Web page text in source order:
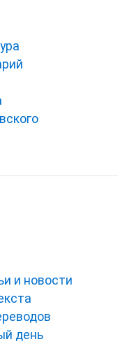
и новости
день